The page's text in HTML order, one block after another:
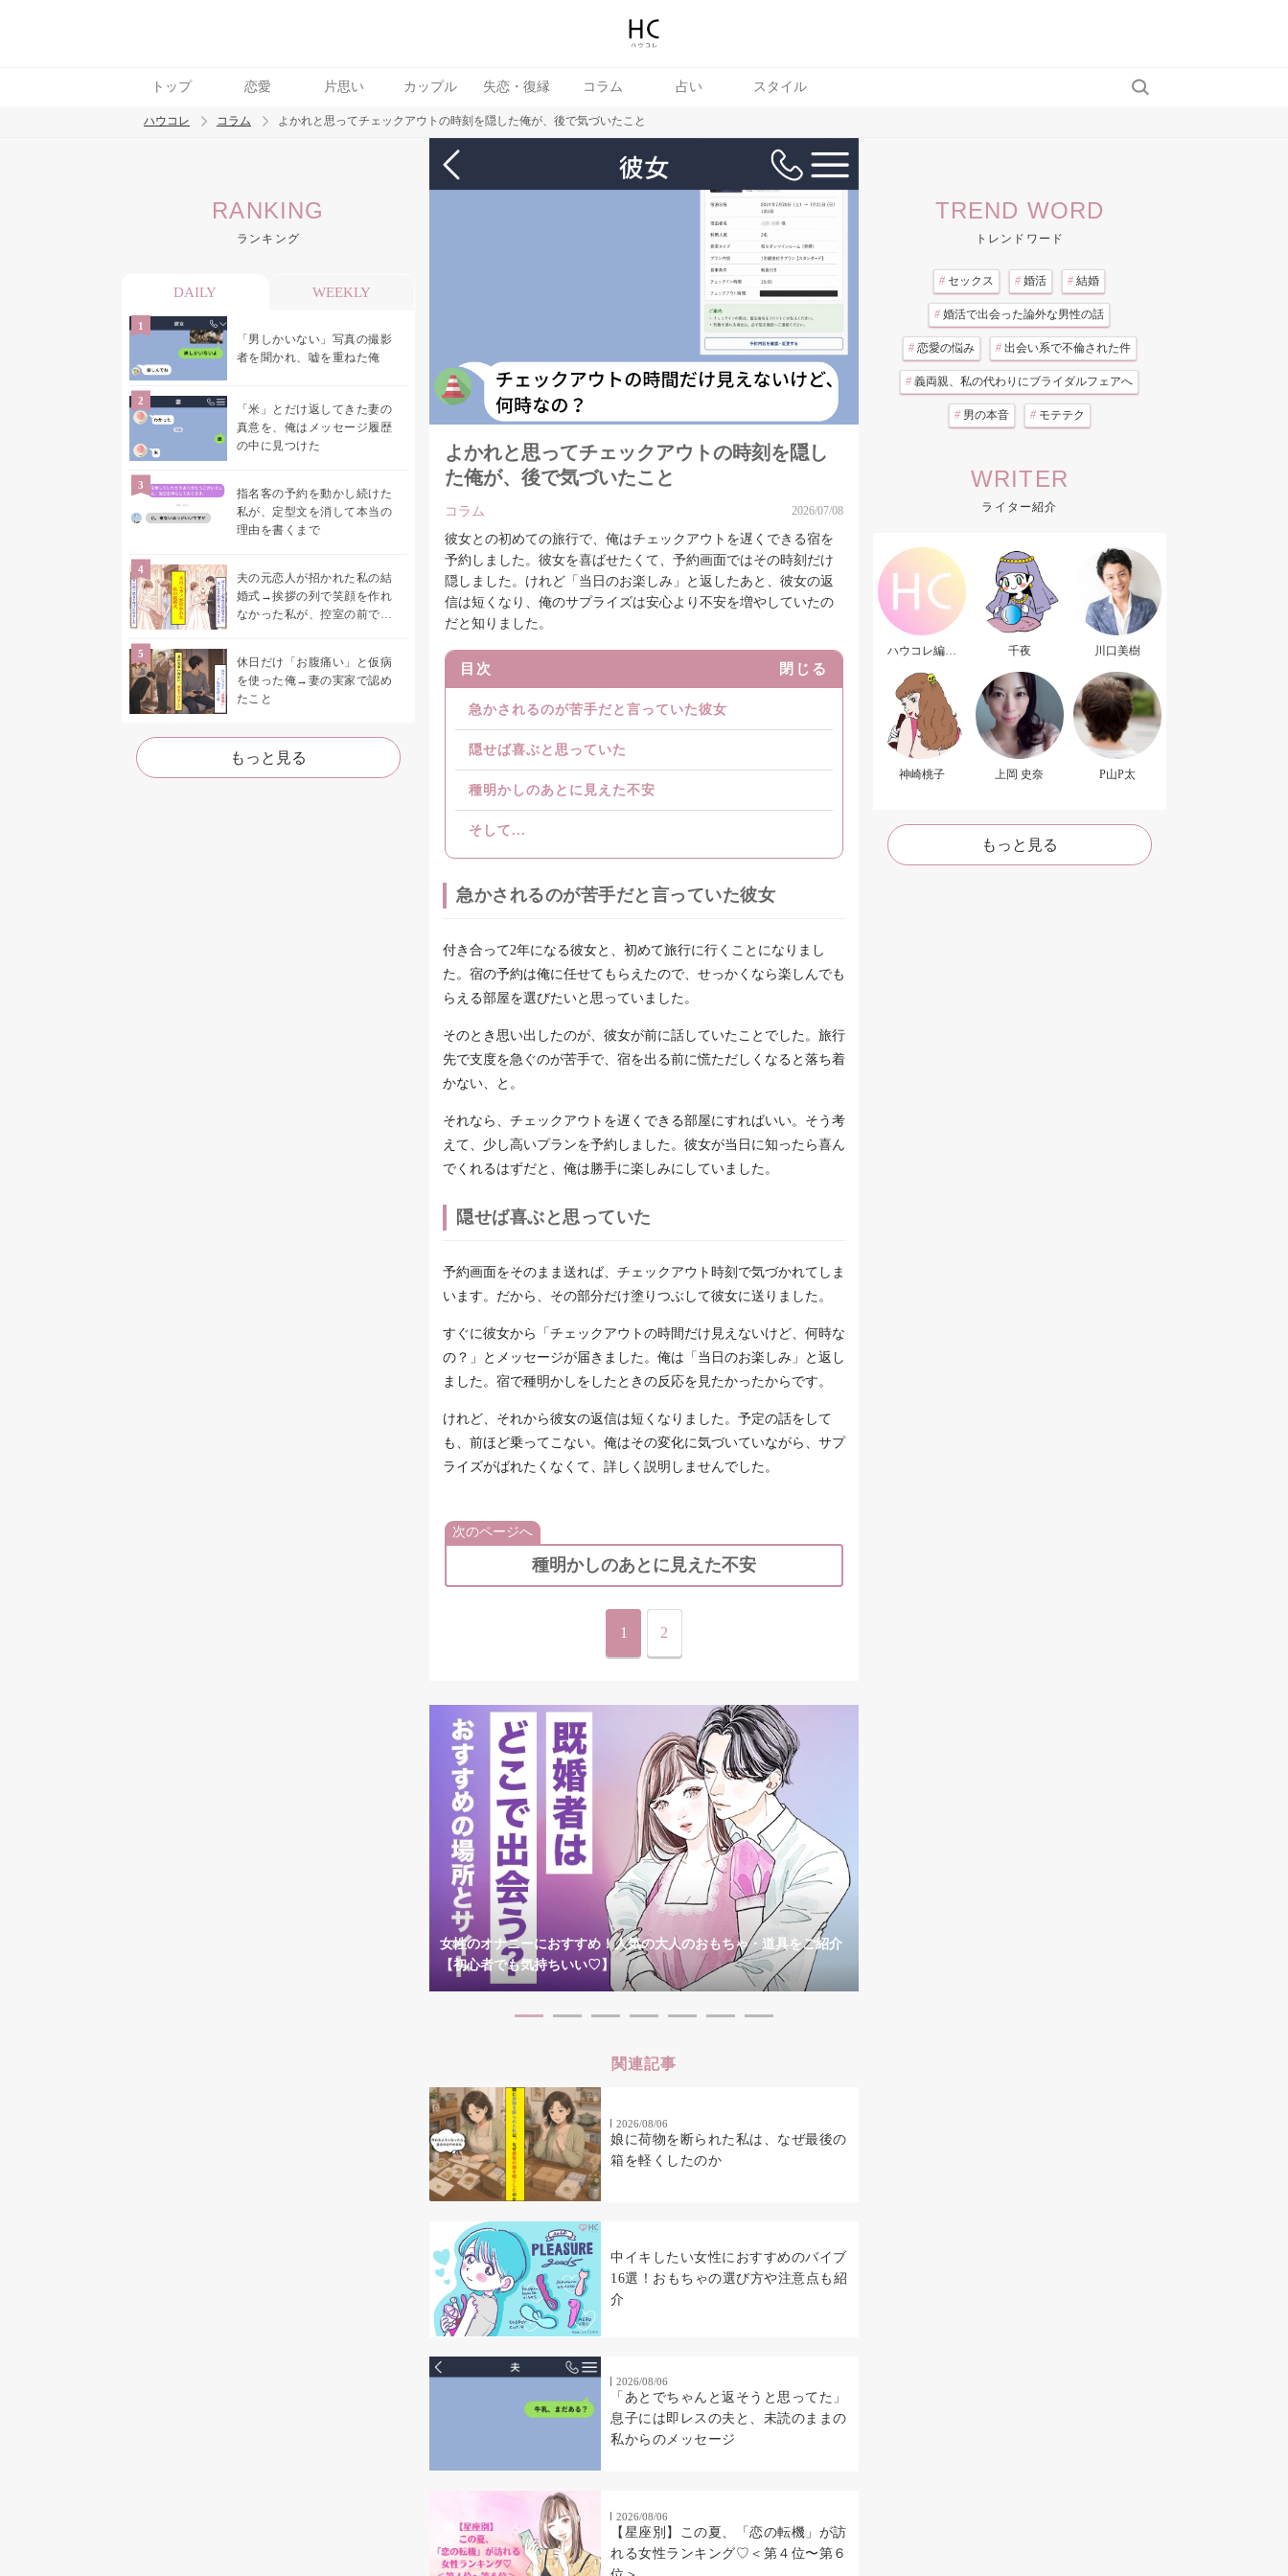
トップ 恋愛 片思い カップル 失恋・復縁 コラム 占い スタイル
トレンド ワード
ハウコレ コラム よかれと思ってチェックアウトの時刻を隠した俺が、後で気づいたこと
RANKING
ランキング
DAILY WEEKLY
「男しかいない」写真の撮影
者を聞かれ、嘘を重ねた俺
「米」とだけ返してきた妻の
真意を、俺はメッセージ履歴
の中に見つけた
指名客の予約を動かし続けた
私が、定型文を消して本当の
理由を書くまで
夫の元恋人が招かれた私の結
婚式→挨拶の列で笑顔を作れ
なかった私が、控室の前で彼
休日だけ「お腹痛い」と仮病
を使った俺→妻の実家で認め
たこと
もっと見る
よかれと思ってチェックアウトの時刻を隠し
た俺が、後で気づいたこと
コラム 2026/07/08
彼女との初めての旅行で、俺はチェックアウトを遅くできる宿を
予約しました。彼女を喜ばせたくて、予約画面ではその時刻だけ
隠しました。けれど「当日のお楽しみ」と返したあと、彼女の返
信は短くなり、俺のサプライズは安心より不安を増やしていたの
だと知りました。
目次 閉じる
急かされるのが苦手だと言っていた彼女
隠せば喜ぶと思っていた
種明かしのあとに見えた不安
そして...
急かされるのが苦手だと言っていた彼女
付き合って2年になる彼女と、初めて旅行に行くことになりまし
た。宿の予約は俺に任せてもらえたので、せっかくなら楽しんでも
らえる部屋を選びたいと思っていました。
そのとき思い出したのが、彼女が前に話していたことでした。旅行
先で支度を急ぐのが苦手で、宿を出る前に慌ただしくなると落ち着
かない、と。
それなら、チェックアウトを遅くできる部屋にすればいい。そう考
えて、少し高いプランを予約しました。彼女が当日に知ったら喜ん
でくれるはずだと、俺は勝手に楽しみにしていました。
隠せば喜ぶと思っていた
予約画面をそのまま送れば、チェックアウト時刻で気づかれてしま
います。だから、その部分だけ塗りつぶして彼女に送りました。
すぐに彼女から「チェックアウトの時間だけ見えないけど、何時な
の？」とメッセージが届きました。俺は「当日のお楽しみ」と返し
ました。宿で種明かしをしたときの反応を見たかったからです。
けれど、それから彼女の返信は短くなりました。予定の話をして
も、前ほど乗ってこない。俺はその変化に気づいていながら、サプ
ライズがばれたくなくて、詳しく説明しませんでした。
次のページへ
種明かしのあとに見えた不安
1 2
女性のオナニーにおすすめ！人気の大人のおもちゃ・道具をご紹介
【初心者でも気持ちいい♡】
関連記事
2026/08/06
娘に荷物を断られた私は、なぜ最後の
箱を軽くしたのか
中イキしたい女性におすすめのバイブ
16選！おもちゃの選び方や注意点も紹
介
2026/08/06
「あとでちゃんと返そうと思ってた」
息子には即レスの夫と、未読のままの
私からのメッセージ
2026/08/06
【星座別】この夏、「恋の転機」が訪
れる女性ランキング♡＜第４位〜第６
TREND WORD
トレンドワード
# セックス # 婚活 # 結婚
# 婚活で出会った論外な男性の話
# 恋愛の悩み # 出会い系で不倫された件
# 義両親、私の代わりにブライダルフェアへ
# 男の本音 # モテテク
WRITER
ライター紹介
ハウコレ編集
千夜 川口美樹
神崎桃子 上岡 史奈 P山P太
もっと見る